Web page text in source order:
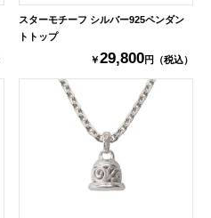
スターモチーフ シルバー925ペンダン
トトップ
￥29,800円（税込）